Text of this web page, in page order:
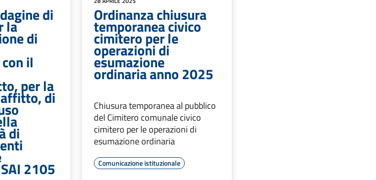
di
la
di
il
per la
di
di
2105
Ordinanza chiusura
temporanea civico
cimitero per le
operazioni di
esumazione
ordinaria anno 2025
Chiusura temporanea al pubblico
del Cimitero comunale civico
cimitero per le operazioni di
esumazione ordinaria
Comunicazione istituzionale